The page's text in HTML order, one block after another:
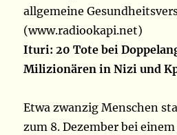
allgemeine
(www.radiookapi.net)
Ituri: 20 Tote bei
Milizionären in Nizi und
Etwa zwanzig Menschen
zum 8. Dezember bei